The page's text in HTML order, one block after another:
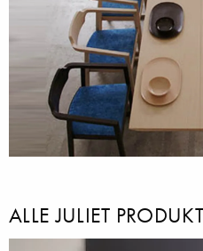
ALLE JULIET